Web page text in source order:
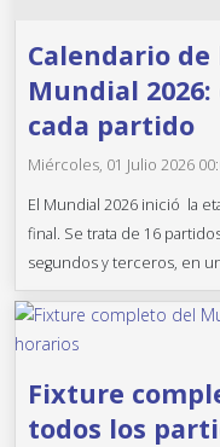
Calendario
Mundial
cada partido
Miércoles, 01 Julio 2026
El Mundial 2026 inició la
final. Se trata de 16
segundos y terceros, en
Fixture
todos los